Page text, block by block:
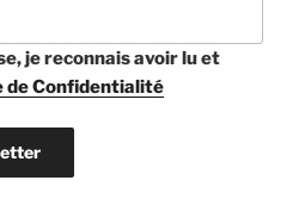
je reconnais avoir lu et
de Confidentialité